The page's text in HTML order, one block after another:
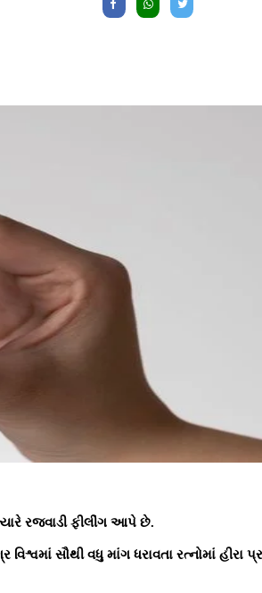
રજવાડી ફીલીંગ આપે છે.
સૌથી વધુ માંગ ધરાવતા રત્નોમાં હીરા